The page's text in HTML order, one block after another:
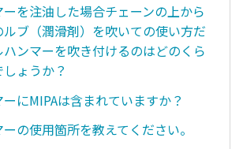
を注油した場合チェーンの上から
ブ（潤滑剤）を吹いての使い方だ
ハンマーを吹き付けるのはどのくら
ょうか？
にMIPAは含まれていますか？
の使用箇所を教えてください。